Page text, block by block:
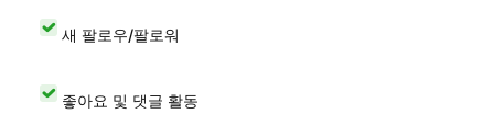
새 팔로우/팔로워
좋아요 및 댓글 활동